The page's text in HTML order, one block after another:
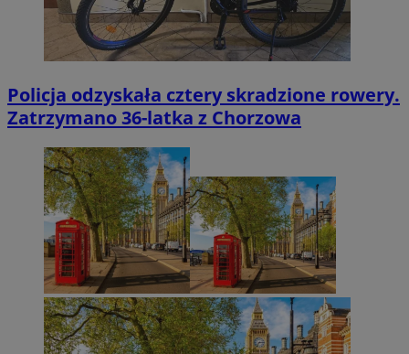
Policja odzyskała cztery skradzione rowery.
Zatrzymano 36-latka z Chorzowa